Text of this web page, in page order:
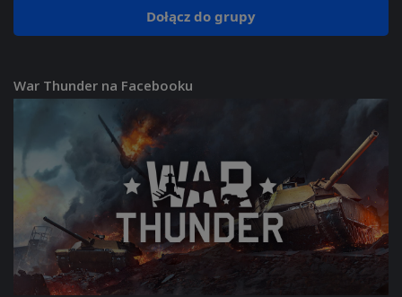
Dołącz do grupy
War Thunder na Facebooku